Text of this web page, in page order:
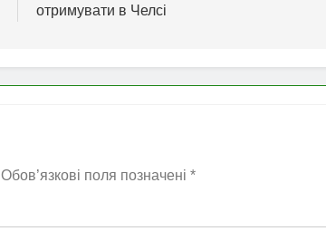
отримувати в Челсі
Обов’язкові поля позначені *